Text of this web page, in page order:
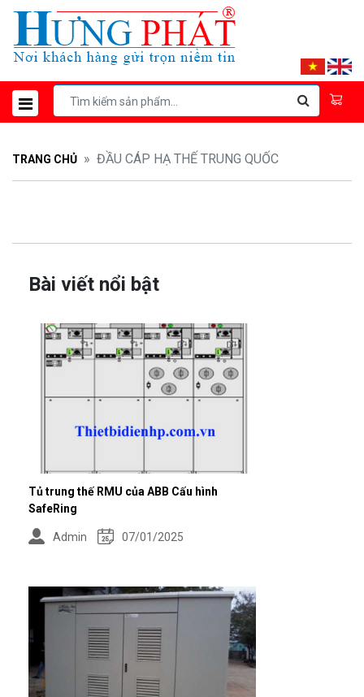
TRANG CHỦ ĐẦU CÁP HẠ THẾ TRUNG QUỐC
Bài viết nổi bật
Tủ trung thế RMU của ABB Cấu hình
SafeRing
Admin 07/01/2025